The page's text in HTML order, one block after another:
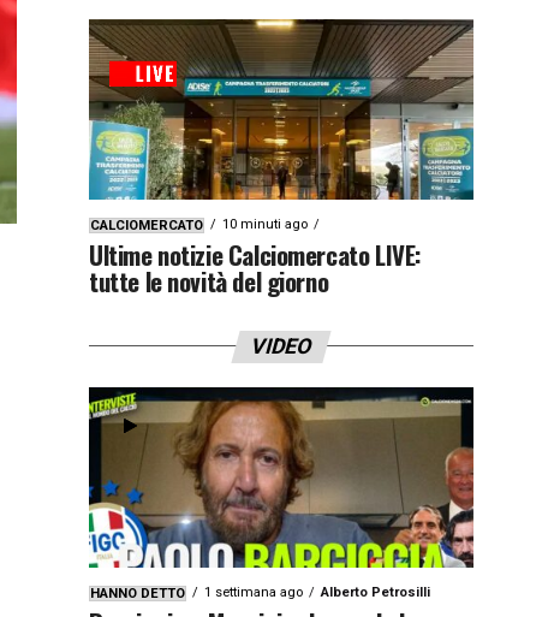
CALCIOMERCATO 10 minuti ago
Ultime notizie Calciomercato LIVE:
tutte le novità del giorno
VIDEO
HANNO DETTO 1 settimana ago Alberto Petrosilli